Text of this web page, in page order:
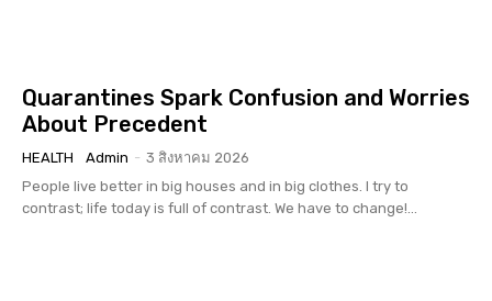
Quarantines Spark Confusion and Worries
About Precedent
HEALTH Admin - 3 สิงหาคม 2026
People live better in big houses and in big clothes. I try to
contrast; life today is full of contrast. We have to change!...